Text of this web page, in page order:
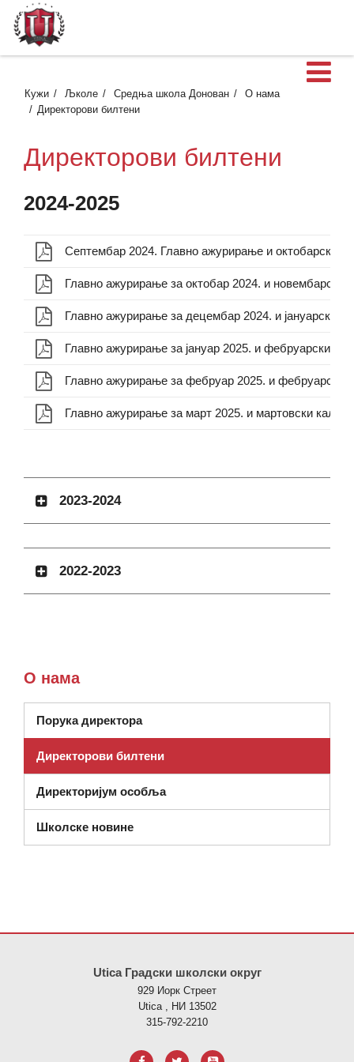
Кужи Љколе Средња школа Донован
О нама
Директорови билтени
Директорови билтени
2024-2025
Главно ажурирање за октобар 2024. и новембарски
Главно ажурирање за децембар 2024. и јануарски
Главно ажурирање за јануар 2025. и фебруарски
Главно ажурирање за фебруар 2025. и фебруарски
Главно ажурирање за март 2025. и мартовски
2023-2024
2022-2023
О нама
Порука директора
Директорови билтени
Директоријум особља
Школске новине
Utica Градски школски округ
929 Иорк Стреет
Utica , НИ 13502
315-792-2210